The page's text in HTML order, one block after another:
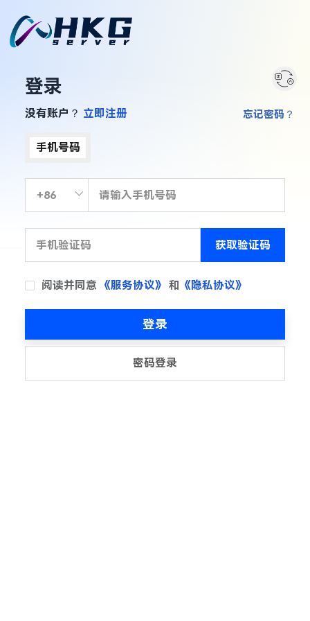
登录
没有账户？ 立即注册
手机号码
获取验证码
阅读并同意 《服务协议》 和 《隐私协议》
忘记密码？
登录
密码登录